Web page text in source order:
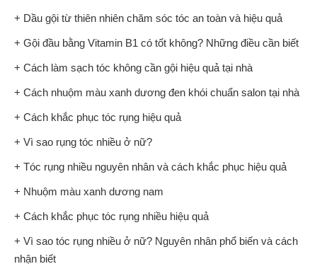
+ Dầu gội từ thiên nhiên chăm sóc tóc an toàn và hiệu quả
+ Gội đầu bằng Vitamin B1 có tốt không? Những điều cần biết
+ Cách làm sạch tóc không cần gội hiệu quả tại nhà
+ Cách nhuộm màu xanh dương đen khói chuẩn salon tại nhà
+ Cách khắc phục tóc rụng hiệu quả
+ Vì sao rụng tóc nhiều ở nữ?
+ Tóc rụng nhiều nguyên nhân và cách khắc phục hiệu quả
+ Nhuộm màu xanh dương nam
+ Cách khắc phục tóc rụng nhiều hiệu quả
+ Vì sao tóc rụng nhiều ở nữ? Nguyên nhân phổ biến và cách
nhận biết